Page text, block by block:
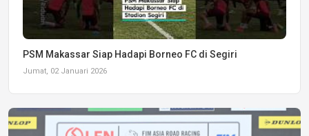
PSM Makassar Siap Hadapi Borneo FC di Segiri
Jumat, 02 Januari 2026